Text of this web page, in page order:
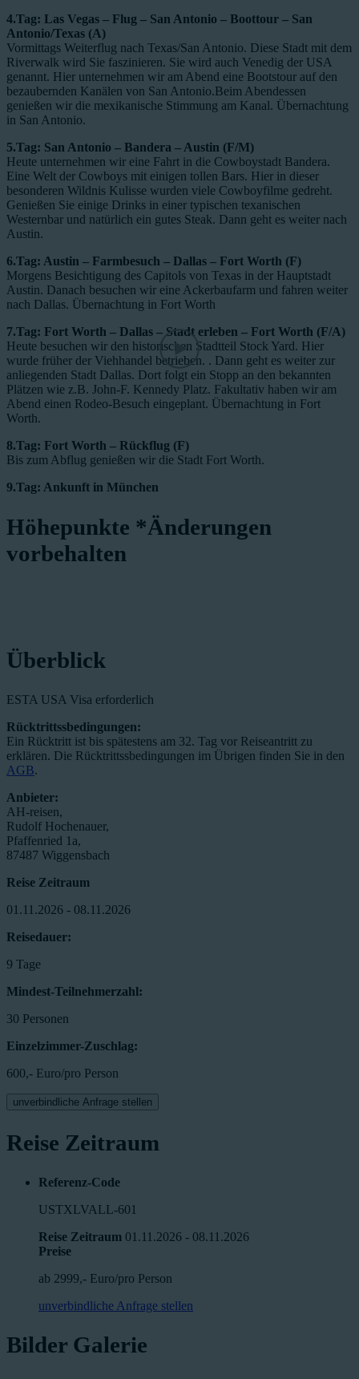
4.Tag: Las Vegas – Flug – San Antonio – Boottour – San
Antonio/Texas (A)
Vormittags Weiterflug nach Texas/San Antonio. Diese Stadt mit dem
Riverwalk wird Sie faszinieren. Sie wird auch Venedig der USA
genannt. Hier unternehmen wir am Abend eine Bootstour auf den
bezaubernden Kanälen von San Antonio.Beim Abendessen
genießen wir die mexikanische Stimmung am Kanal. Übernachtung
in San Antonio.
5.Tag: San Antonio – Bandera – Austin (F/M)
Heute unternehmen wir eine Fahrt in die Cowboystadt Bandera.
Eine Welt der Cowboys mit einigen tollen Bars. Hier in dieser
besonderen Wildnis Kulisse wurden viele Cowboyfilme gedreht.
Genießen Sie einige Drinks in einer typischen texanischen
Westernbar und natürlich ein gutes Steak. Dann geht es weiter nach
Austin.
6.Tag: Austin – Farmbesuch – Dallas – Fort Worth (F)
Morgens Besichtigung des Capitols von Texas in der Hauptstadt
Austin. Danach besuchen wir eine Ackerbaufarm und fahren weiter
nach Dallas. Übernachtung in Fort Worth
7.Tag: Fort Worth – Dallas – Stadt erleben – Fort Worth (F/A)
Heute besuchen wir den historischen Stadtteil Stock Yard. Hier
wurde früher der Viehhandel betrieben. . Dann geht es weiter zur
anliegenden Stadt Dallas. Dort folgt ein Stopp an den bekannten
Plätzen wie z.B. John-F. Kennedy Platz. Fakultativ haben wir am
Abend einen Rodeo-Besuch eingeplant. Übernachtung in Fort
Worth.
8.Tag: Fort Worth – Rückflug (F)
Bis zum Abflug genießen wir die Stadt Fort Worth.
9.Tag: Ankunft in München
Höhepunkte *Änderungen
vorbehalten
Überblick
ESTA USA Visa erforderlich
Rücktrittssbedingungen:
Ein Rücktritt ist bis spätestens am 32. Tag vor Reiseantritt zu
erklären. Die Rücktrittssbedingungen im Übrigen finden Sie in den
AGB.
Anbieter:
AH-reisen,
Rudolf Hochenauer,
Pfaffenried 1a,
87487 Wiggensbach
Reise Zeitraum
01.11.2026 - 08.11.2026
Reisedauer:
9 Tage
Mindest-Teilnehmerzahl:
30 Personen
Einzelzimmer-Zuschlag:
600,- Euro/pro Person
unverbindliche Anfrage stellen
Reise Zeitraum
Referenz-Code
USTXLVALL-601
Reise Zeitraum 01.11.2026 - 08.11.2026
Preise
ab 2999,- Euro/pro Person
unverbindliche Anfrage stellen
Bilder Galerie